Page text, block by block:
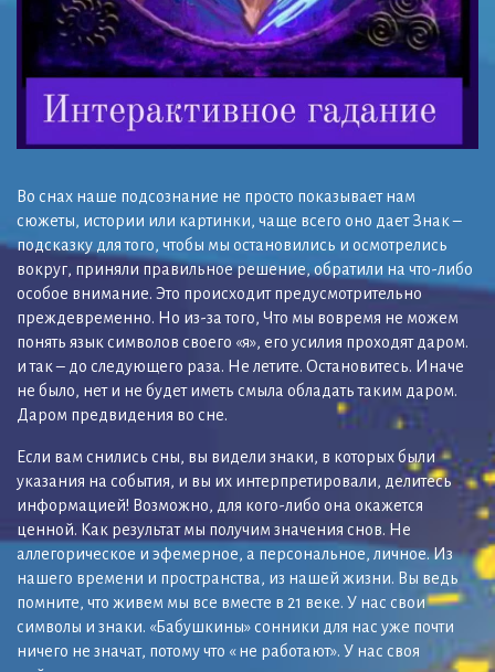
Во снах наше подсознание не просто показывает нам
сюжеты, истории или картинки, чаще всего оно дает Знак –
подсказку для того, чтобы мы остановились и осмотрелись
вокруг, приняли правильное решение, обратили на что-либо
особое внимание. Это происходит предусмотрительно
преждевременно. Но из-за того, Что мы вовремя не можем
понять язык символов своего «я», его усилия проходят даром.
и так – до следующего раза. Не летите. Остановитесь. Иначе
не было, нет и не будет иметь смыла обладать таким даром.
Даром предвидения во сне.
Если вам снились сны, вы видели знаки, в которых были
указания на события, и вы их интерпретировали, делитесь
информацией! Возможно, для кого-либо она окажется
ценной. Как результат мы получим значения снов. Не
аллегорическое и эфемерное, а персональное, личное. Из
нашего времени и пространства, из нашей жизни. Вы ведь
помните, что живем мы все вместе в 21 веке. У нас свои
символы и знаки. «Бабушкины» сонники для нас уже почти
ничего не значат, потому что « не работают». У нас своя